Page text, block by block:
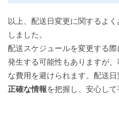
以上、配送日変更に関するよ
しました。
配送スケジュールを変更する
発生する可能性もありますが
な費用を避けられます。配送
正確な情報を把握し、安心して